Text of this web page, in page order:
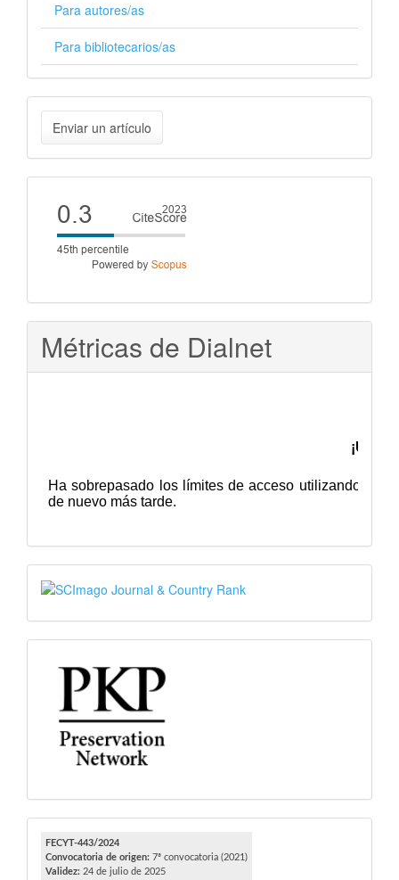
Para autores/as
Para bibliotecarios/as
Enviar
un
artículo
Enviar un artículo
Cite
score
Métricas de Dialnet
SJR
PKP
FECYT